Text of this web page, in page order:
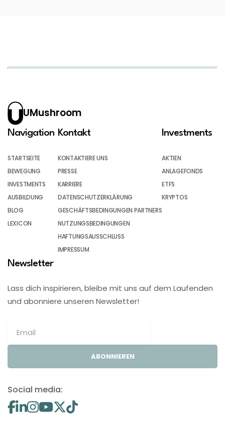
UMushroom
Navigation
STARTSEITE
BEWEGUNG
INVESTMENTS
AUSBILDUNG
BLOG
LEXICON
Kontakt
KONTAKTIERE UNS
PRESSE
KARRIERE
DATENSCHUTZERKLÄRUNG
GESCHÄFTSBEDINGUNGEN PARTNERS
NUTZUNGSBEDINGUNGEN
HAFTUNGSAUSSCHLUSS
IMPRESSUM
Investments
AKTIEN
ANLAGEFONDS
ETFS
KRYPTOS
Newsletter
Lass dich inspirieren, bleibe mit uns auf dem Laufenden
und abonniere unseren Newsletter!
ABONNIEREN
Social media: